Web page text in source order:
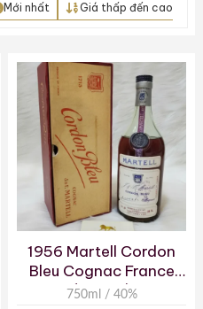
Mới nhất Giá thấp đến cao
1956 Martell Cordon
Bleu Cognac France
(750ml)
750ml / 40%